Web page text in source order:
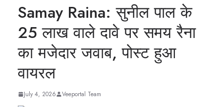
Samay Raina: सुनील पाल के
25 लाख वाले दावे पर समय रैना
का मजेदार जवाब, पोस्ट हुआ
वायरल
July 4, 2026 Veeportal Team